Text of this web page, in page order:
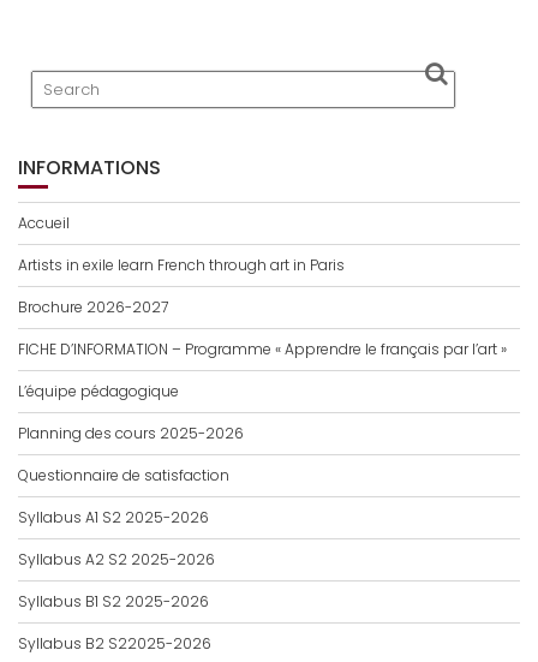
INFORMATIONS
Accueil
Artists in exile learn French through art in Paris
Brochure 2026-2027
FICHE D’INFORMATION – Programme « Apprendre le français par l’art »
L’équipe pédagogique
Planning des cours 2025-2026
Questionnaire de satisfaction
Syllabus A1 S2 2025-2026
Syllabus A2 S2 2025-2026
Syllabus B1 S2 2025-2026
Syllabus B2 S22025-2026